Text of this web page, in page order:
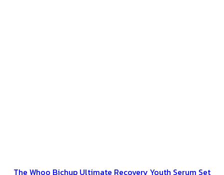
The Whoo Bichup Ultimate Recovery Youth Serum Set